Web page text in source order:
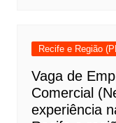
Recife e Região
Vaga de
Comercial
experiência